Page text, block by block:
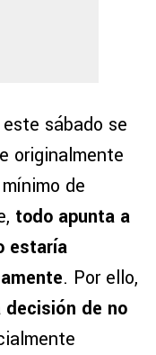
sábado se
originalmente
de
todo apunta a
estaría
. Por ello,
de no